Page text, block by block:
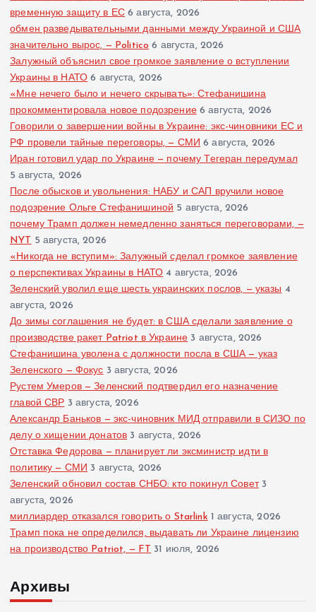
временную защиту в ЕС 6 августа, 2026
обмен разведывательными данными между Украиной и США
значительно вырос, — Politico 6 августа, 2026
Залужный объяснил свое громкое заявление о вступлении
Украины в НАТО 6 августа, 2026
«Мне нечего было и нечего скрывать»: Стефанишина
прокомментировала новое подозрение 6 августа, 2026
Говорили о завершении войны в Украине: экс-чиновники ЕС и
РФ провели тайные переговоры, — СМИ 6 августа, 2026
Иран готовил удар по Украине — почему Тегеран передумал
5 августа, 2026
После обысков и увольнения: НАБУ и САП вручили новое
подозрение Ольге Стефанишиной 5 августа, 2026
почему Трамп должен немедленно заняться переговорами, —
NYT 5 августа, 2026
«Никогда не вступим»: Залужный сделал громкое заявление
о перспективах Украины в НАТО 4 августа, 2026
Зеленский уволил еще шесть украинских послов, — указы 4
августа, 2026
До зимы соглашения не будет: в США сделали заявление о
производстве ракет Patriot в Украине 3 августа, 2026
Стефанишина уволена с должности посла в США — указ
Зеленского — Фокус 3 августа, 2026
Рустем Умеров — Зеленский подтвердил его назначение
главой СВР 3 августа, 2026
Александр Баньков — экс-чиновник МИД отправили в СИЗО по
делу о хищении донатов 3 августа, 2026
Отставка Федорова — планирует ли эксминистр идти в
политику — СМИ 3 августа, 2026
Зеленский обновил состав СНБО: кто покинул Совет 3
августа, 2026
миллиардер отказался говорить о Starlink 1 августа, 2026
Трамп пока не определился, выдавать ли Украине лицензию
на производство Patriot, — FT 31 июля, 2026
Архивы